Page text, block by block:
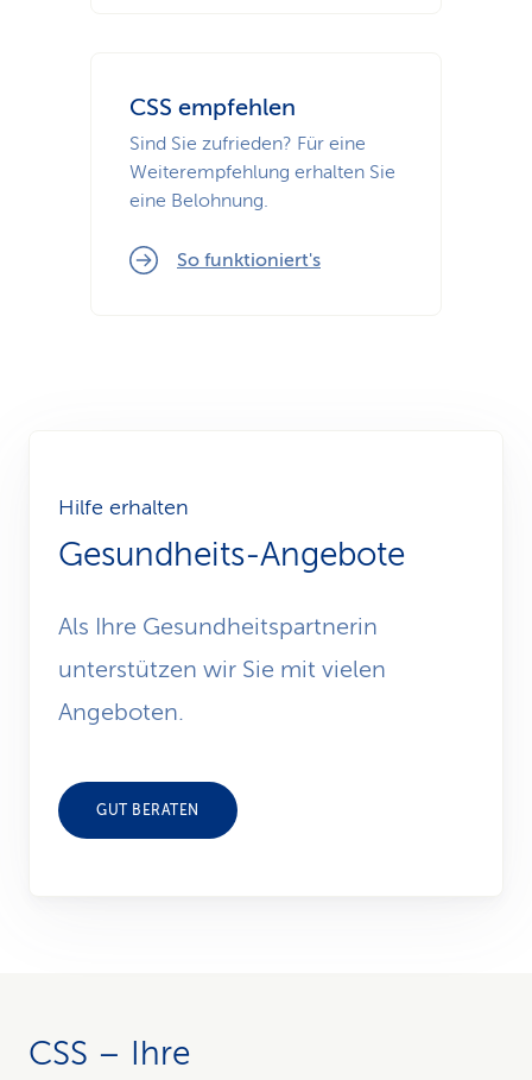
CSS empfehlen
Sind Sie zufrieden? Für eine
Weiterempfehlung erhalten Sie
eine Belohnung.
So funktioniert's
Hilfe erhalten
Gesundheits-Angebote
Als Ihre Gesundheitspartnerin
unterstützen wir Sie mit vielen
Angeboten.
GUT BERATEN
CSS – Ihre